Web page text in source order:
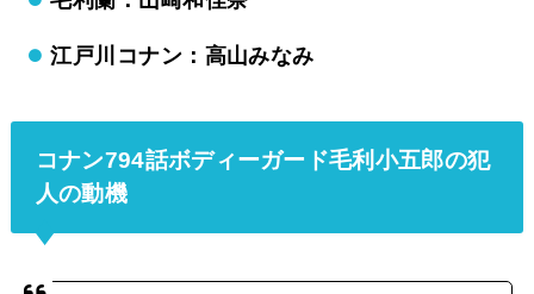
江戸川コナン：高山みなみ
コナン794話ボディーガード毛利小五郎の犯
人の動機